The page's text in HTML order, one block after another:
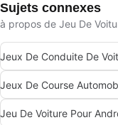
Sujets connexes
à propos de Jeu De
Jeux De Course
Jeu De Voiture Pour